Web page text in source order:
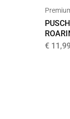
€ 11,99